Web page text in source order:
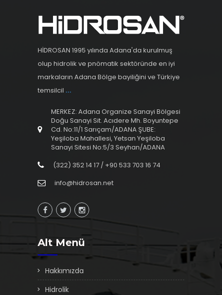
HİDROSAN 1995 yılında Adana'da kurulmuş
olup hidrolik ve pnömatik sektöründe en iyi
markaların Adana Bölge bayiliğini ve Türkiye
temsilcil ...
MERKEZ: Adana Organize Sanayi Bölgesi
Doğu Sanayi Sit. Acıdere Mh. Boyuntepe
Cd. No:11/1 Sarıçam/ADANA ŞUBE:
Yeşiloba Mahallesi, Yetsan Yeşiloba
Sanayi Sitesi No:5/3 Seyhan/ADANA
(322) 352 14 17 / +90 533 703 16 74
info@hidrosan.net
Alt Menü
Hakkımızda
Hidrolik